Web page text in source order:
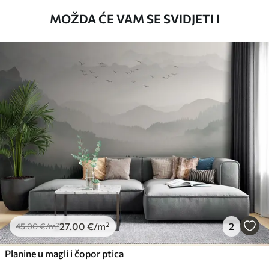
MOŽDA ĆE VAM SE SVIDJETI I
45.00€/m²27.00 €/m² 2
Planine u magli i čopor ptica